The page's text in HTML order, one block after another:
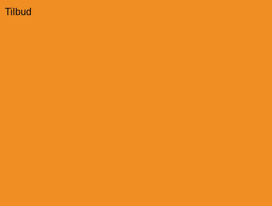
Tilbud